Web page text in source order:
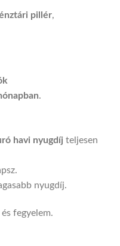
pillér,
.
havi nyugdíj teljesen
nyugdíj.
fegyelem.